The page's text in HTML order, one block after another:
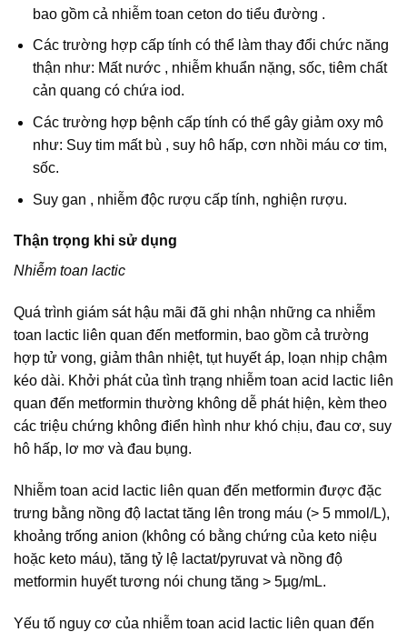
bao gồm cả nhiễm toan ceton do tiểu đường .
Các trường hợp cấp tính có thể làm thay đổi chức năng
thận như: Mất nước , nhiễm khuẩn nặng, sốc, tiêm chất
cản quang có chứa iod.
Các trường hợp bệnh cấp tính có thể gây giảm oxy mô
như: Suy tim mất bù , suy hô hấp, cơn nhồi máu cơ tim,
sốc.
Suy gan , nhiễm độc rượu cấp tính, nghiện rượu.
Thận trọng khi sử dụng
Nhiễm toan lactic
Quá trình giám sát hậu mãi đã ghi nhận những ca nhiễm
toan lactic liên quan đến metformin, bao gồm cả trường
hợp tử vong, giảm thân nhiệt, tụt huyết áp, loạn nhịp chậm
kéo dài. Khởi phát của tình trạng nhiễm toan acid lactic liên
quan đến metformin thường không dễ phát hiện, kèm theo
các triệu chứng không điển hình như khó chịu, đau cơ, suy
hô hấp, lơ mơ và đau bụng.
Nhiễm toan acid lactic liên quan đến metformin được đặc
trưng bằng nồng độ lactat tăng lên trong máu (> 5 mmol/L),
khoảng trống anion (không có bằng chứng của keto niệu
hoặc keto máu), tăng tỷ lệ lactat/pyruvat và nồng độ
metformin huyết tương nói chung tăng > 5µg/mL.
Yếu tố nguy cơ của nhiễm toan acid lactic liên quan đến